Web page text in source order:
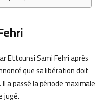
Ettounsi Sami Fehri après
que sa libération doit
a passé la période maximale
jugé.